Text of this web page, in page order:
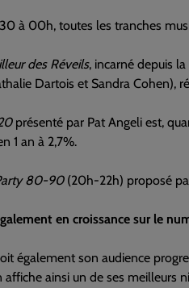
à 00h, toutes les tranches
des Réveils, incarné depuis
Dartois et Sandra Cohen),
présenté par Pat Angeli est,
1 an à 2,7%.
80-90(20h-22h) proposé
en croissance sur le
également son audience
affiche ainsi un de ses meilleurs